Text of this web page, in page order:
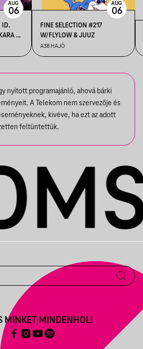
ID.
&
AUG
06
FINE SELECTION #217
W/FLYLOW & JUUZ
A38 HAJÓ
AUG
06
nyitott programajánló, ahová bárki
A Telekom nem szervezője és
kivéve, ha ezt az adott
feltüntettük.
MINKET MINDENHOL!